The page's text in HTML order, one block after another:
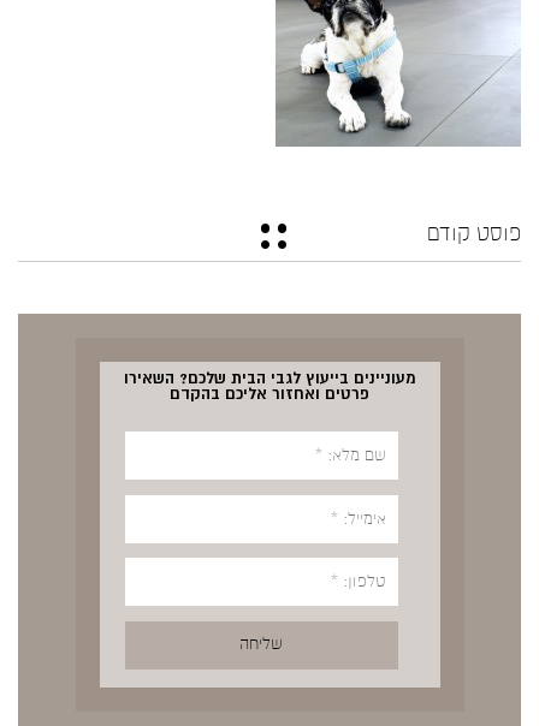
פוסט קודם
מעוניינים בייעוץ לגבי הבית שלכם? השאירו
פרטים ואחזור אליכם בהקדם